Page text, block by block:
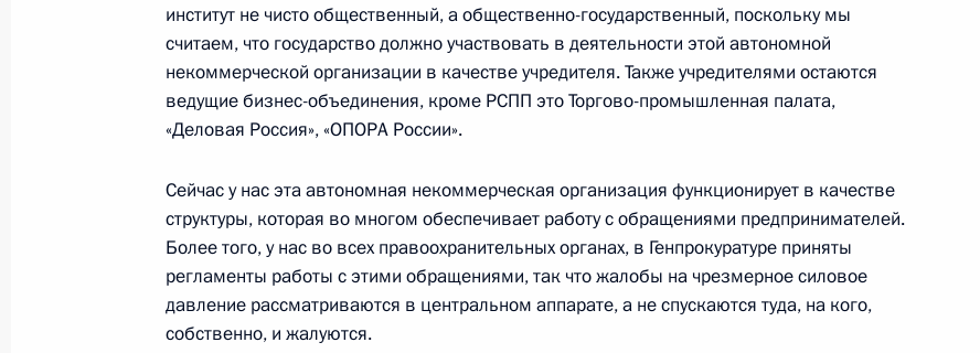
Встреча с Президентом Белоруссии Александром Лукашенко
29 мая 2026 года, 16:30 Астана
Заседание Высшего Евразийского экономического совета
29 мая 2026 года, 16:20 Астана
31
28 мая, четверг
институт не чисто общественный, а общественно-государственный, поскольку мы
считаем, что государство должно участвовать в деятельности этой автономной
некоммерческой организации в качестве учредителя. Также учредителями остаются
ведущие бизнес-объединения, кроме РСПП это Торгово-промышленная палата,
«Деловая Россия», «ОПОРА России».
Сейчас у нас эта автономная некоммерческая организация функционирует в качестве
структуры, которая во многом обеспечивает работу с обращениями предпринимателей.
Более того, у нас во всех правоохранительных органах, в Генпрокуратуре приняты
регламенты работы с этими обращениями, так что жалобы на чрезмерное силовое
давление рассматриваются в центральном аппарате, а не спускаются туда, на кого,
собственно, и жалуются.